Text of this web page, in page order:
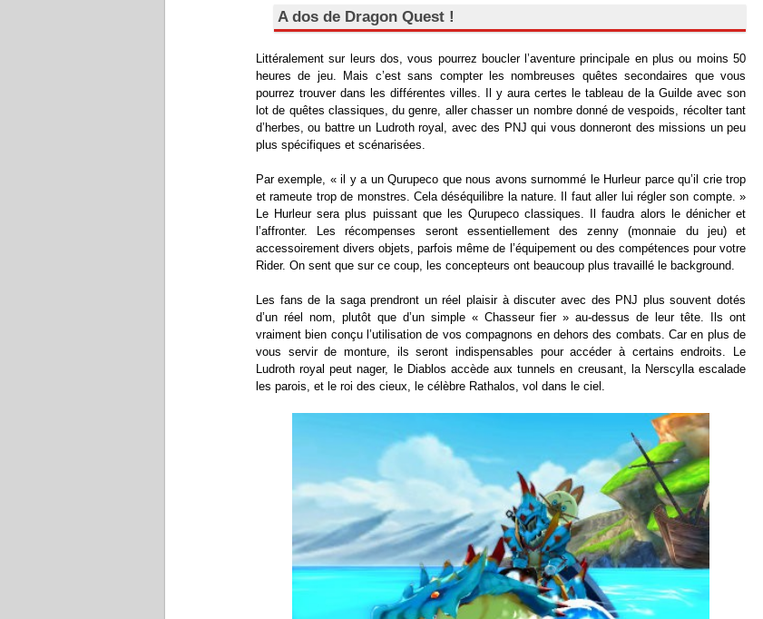
A dos de Dragon Quest !
Littéralement sur leurs dos, vous pourrez boucler l’aventure principale en plus ou moins 50
heures de jeu. Mais c’est sans compter les nombreuses quêtes secondaires que vous
pourrez trouver dans les différentes villes. Il y aura certes le tableau de la Guilde avec son
lot de quêtes classiques, du genre, aller chasser un nombre donné de vespoids, récolter tant
d’herbes, ou battre un Ludroth royal, avec des PNJ qui vous donneront des missions un peu
plus spécifiques et scénarisées.
Par exemple, « il y a un Qurupeco que nous avons surnommé le Hurleur parce qu’il crie trop
et rameute trop de monstres. Cela déséquilibre la nature. Il faut aller lui régler son compte. »
Le Hurleur sera plus puissant que les Qurupeco classiques. Il faudra alors le dénicher et
l’affronter. Les récompenses seront essentiellement des zenny (monnaie du jeu) et
accessoirement divers objets, parfois même de l’équipement ou des compétences pour votre
Rider. On sent que sur ce coup, les concepteurs ont beaucoup plus travaillé le background.
Les fans de la saga prendront un réel plaisir à discuter avec des PNJ plus souvent dotés
d’un réel nom, plutôt que d’un simple « Chasseur fier » au-dessus de leur tête. Ils ont
vraiment bien conçu l’utilisation de vos compagnons en dehors des combats. Car en plus de
vous servir de monture, ils seront indispensables pour accéder à certains endroits. Le
Ludroth royal peut nager, le Diablos accède aux tunnels en creusant, la Nerscylla escalade
les parois, et le roi des cieux, le célèbre Rathalos, vol dans le ciel.